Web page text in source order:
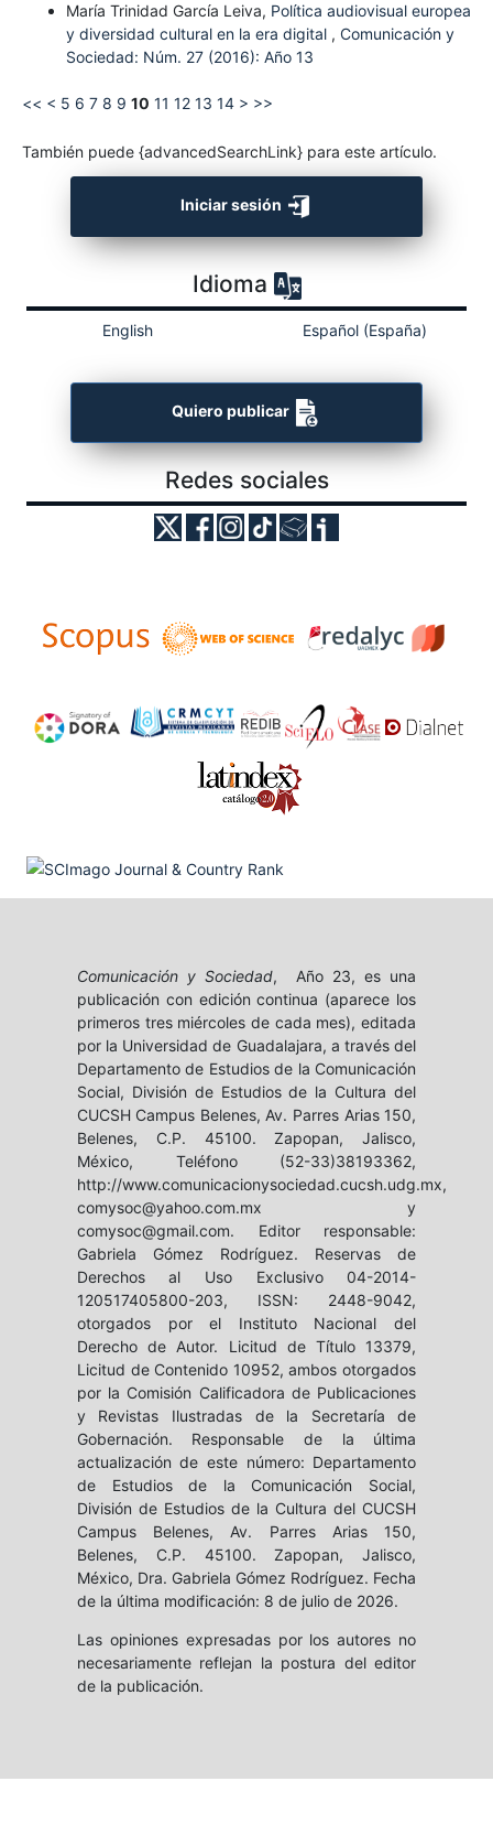
María Trinidad García Leiva, Política audiovisual europea
y diversidad cultural en la era digital , Comunicación y
Sociedad: Núm. 27 (2016): Año 13
<< < 5 6 7 8 9 10 11 12 13 14 > >>
También puede {advancedSearchLink} para este artículo.
Iniciar sesión
Idioma
English Español (España)
Quiero publicar
Redes sociales
Comunicación y Sociedad, Año 23, es una
publicación con edición continua (aparece los
primeros tres miércoles de cada mes), editada
por la Universidad de Guadalajara, a través del
Departamento de Estudios de la Comunicación
Social, División de Estudios de la Cultura del
CUCSH Campus Belenes, Av. Parres Arias 150,
Belenes, C.P. 45100. Zapopan, Jalisco,
México, Teléfono (52-33)38193362,
http://www.comunicacionysociedad.cucsh.udg.mx,
comysoc@yahoo.com.mx y
comysoc@gmail.com. Editor responsable:
Gabriela Gómez Rodríguez. Reservas de
Derechos al Uso Exclusivo 04-2014-
120517405800-203, ISSN: 2448-9042,
otorgados por el Instituto Nacional del
Derecho de Autor. Licitud de Título 13379,
Licitud de Contenido 10952, ambos otorgados
por la Comisión Calificadora de Publicaciones
y Revistas Ilustradas de la Secretaría de
Gobernación. Responsable de la última
actualización de este número: Departamento
de Estudios de la Comunicación Social,
División de Estudios de la Cultura del CUCSH
Campus Belenes, Av. Parres Arias 150,
Belenes, C.P. 45100. Zapopan, Jalisco,
México, Dra. Gabriela Gómez Rodríguez. Fecha
de la última modificación: 8 de julio de 2026.
Las opiniones expresadas por los autores no
necesariamente reflejan la postura del editor
de la publicación.